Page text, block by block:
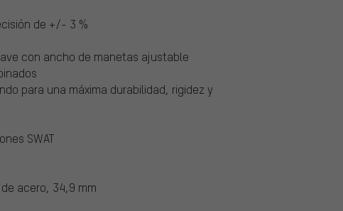
de +/- 3 %
con ancho de manetas ajustable
para una máxima durabilidad, rigidez y
SWAT
acero, 34,9 mm